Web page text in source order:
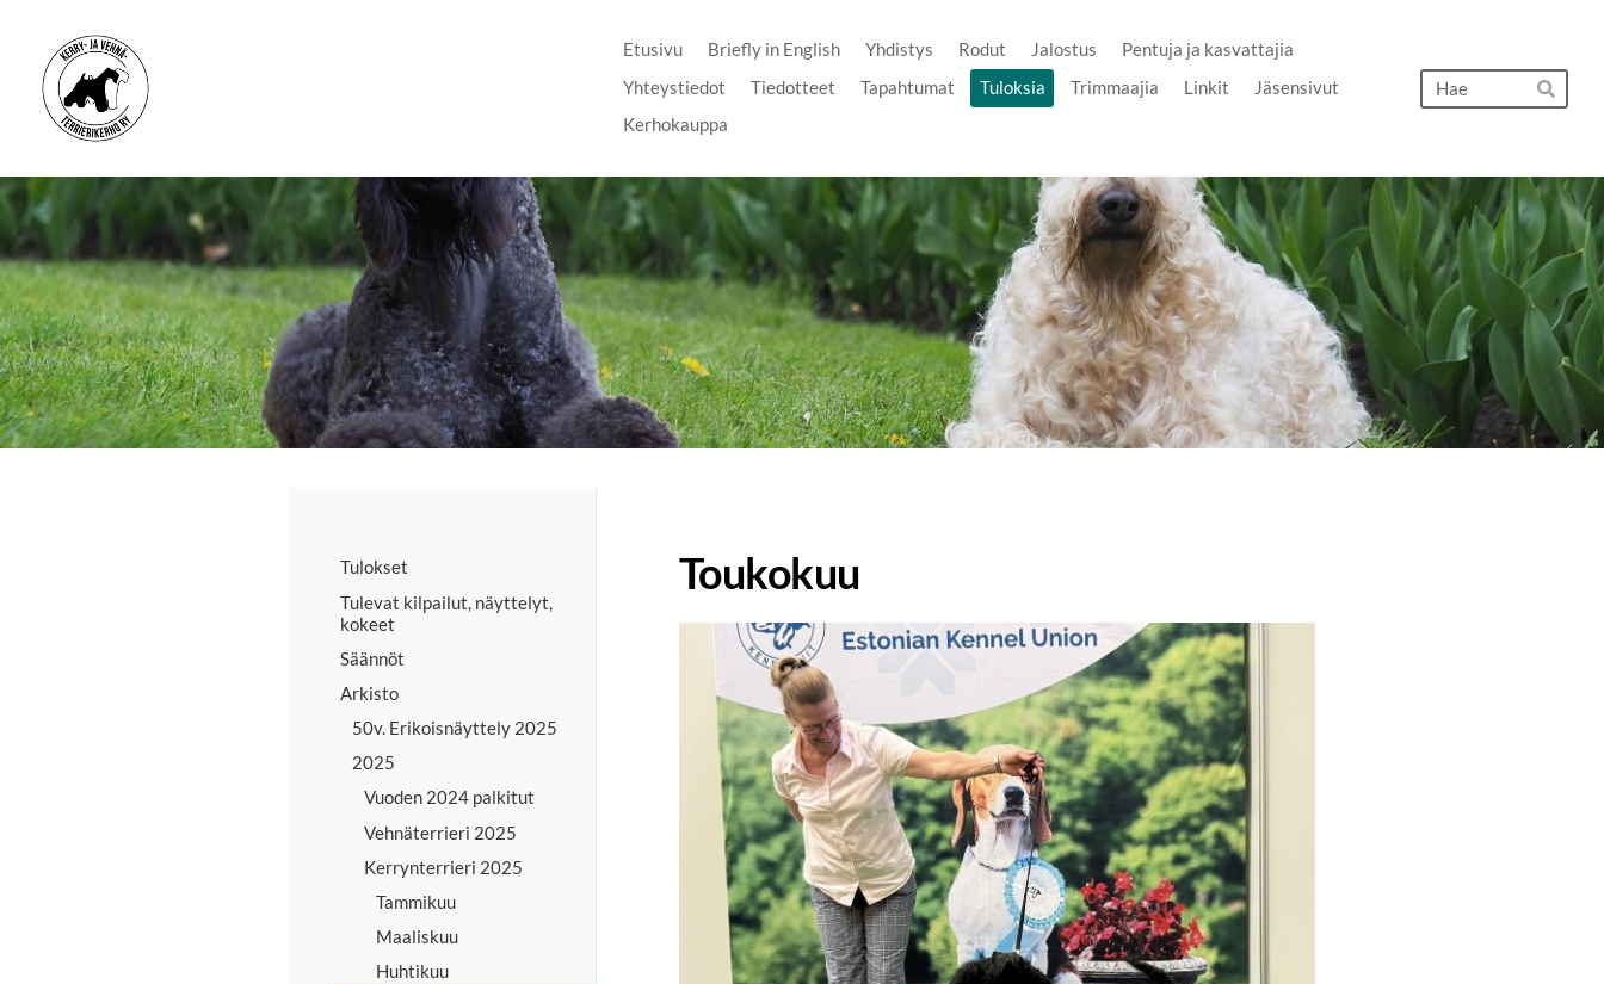
sivun
sisältöön
Kerry- ja vehnäterrierikerho
Etusivu Briefly in English Yhdistys Rodut Jalostus
Pentuja ja kasvattajia
Yhteystiedot
Tiedotteet Tapahtumat Tuloksia Trimmaajia Linkit
Jäsensivut
Kerhokauppa
Hae
Tulokset
Tulevat kilpailut, näyttelyt,
kokeet
Säännöt
Arkisto
50v. Erikoisnäyttely 2025
2025
Vuoden 2024 palkitut
Vehnäterrieri 2025
Kerrynterrieri 2025
Tammikuu
Maaliskuu
Huhtikuu
Toukokuu